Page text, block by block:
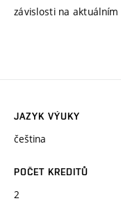
závislosti na
JAZYK VÝUKY
čeština
POČET KREDITŮ
2